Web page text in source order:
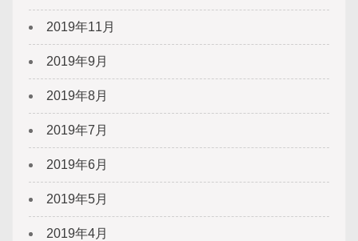
2019年11月
2019年9月
2019年8月
2019年7月
2019年6月
2019年5月
2019年4月